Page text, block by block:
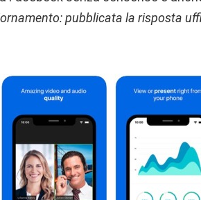
pubblicata la risposta